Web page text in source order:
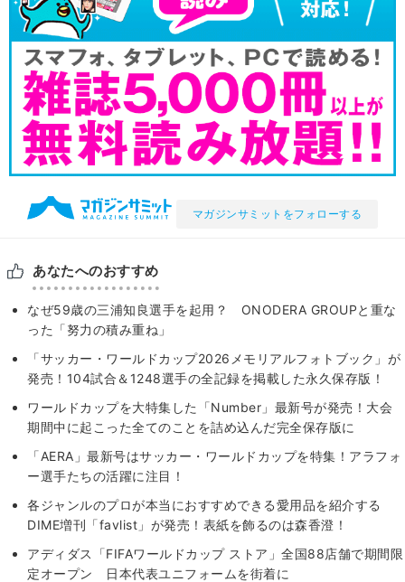
マガジンサミットをフォローする
あなたへのおすすめ
なぜ59歳の三浦知良選手を起用？ ONODERA GROUPと重な
った「努力の積み重ね」
「サッカー・ワールドカップ2026メモリアルフォトブック」が
発売！104試合＆1248選手の全記録を掲載した永久保存版！
ワールドカップを大特集した「Number」最新号が発売！大会
期間中に起こった全てのことを詰め込んだ完全保存版に
「AERA」最新号はサッカー・ワールドカップを特集！アラフォ
ー選手たちの活躍に注目！
各ジャンルのプロが本当におすすめできる愛用品を紹介する
DIME増刊「favlist」が発売！表紙を飾るのは森香澄！
アディダス「FIFAワールドカップ ストア」全国88店舗で期間限
定オープン 日本代表ユニフォームを街着に